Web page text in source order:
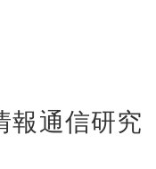
報通信研究